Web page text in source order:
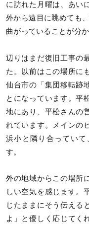
に訪れた月曜は、あい
外から遠目に眺めても
曲がっていることが分
辺りはまだ復旧工事の
た。以前はこの場所に
仙台市の「集団移転跡
とになっています。平
地にあり、平松さんの
れています。メインの
浜小と隣り合ってい
す。
外の地域からこの場所
しい空気を感じます。
じたままにそう伝える
よ」と優しく応じてく